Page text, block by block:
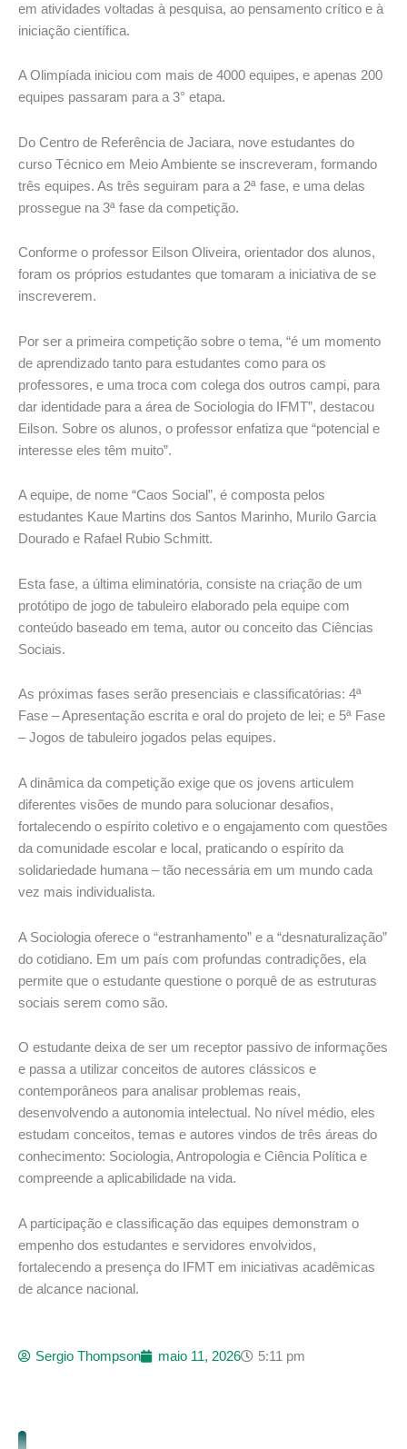
em atividades voltadas à pesquisa, ao pensamento crítico e à
iniciação científica.
A Olimpíada iniciou com mais de 4000 equipes, e apenas 200
equipes passaram para a 3° etapa.
Do Centro de Referência de Jaciara, nove estudantes do
curso Técnico em Meio Ambiente se inscreveram, formando
três equipes. As três seguiram para a 2ª fase, e uma delas
prossegue na 3ª fase da competição.
Conforme o professor Eilson Oliveira, orientador dos alunos,
foram os próprios estudantes que tomaram a iniciativa de se
inscreverem.
Por ser a primeira competição sobre o tema, “é um momento
de aprendizado tanto para estudantes como para os
professores, e uma troca com colega dos outros campi, para
dar identidade para a área de Sociologia do IFMT”, destacou
Eilson. Sobre os alunos, o professor enfatiza que “potencial e
interesse eles têm muito”.
A equipe, de nome “Caos Social”, é composta pelos
estudantes Kaue Martins dos Santos Marinho, Murilo Garcia
Dourado e Rafael Rubio Schmitt.
Esta fase, a última eliminatória, consiste na criação de um
protótipo de jogo de tabuleiro elaborado pela equipe com
conteúdo baseado em tema, autor ou conceito das Ciências
Sociais.
As próximas fases serão presenciais e classificatórias: 4ª
Fase – Apresentação escrita e oral do projeto de lei; e 5ª Fase
– Jogos de tabuleiro jogados pelas equipes.
A dinâmica da competição exige que os jovens articulem
diferentes visões de mundo para solucionar desafios,
fortalecendo o espírito coletivo e o engajamento com questões
da comunidade escolar e local, praticando o espírito da
solidariedade humana – tão necessária em um mundo cada
vez mais individualista.
A Sociologia oferece o “estranhamento” e a “desnaturalização”
do cotidiano. Em um país com profundas contradições, ela
permite que o estudante questione o porquê de as estruturas
sociais serem como são.
O estudante deixa de ser um receptor passivo de informações
e passa a utilizar conceitos de autores clássicos e
contemporâneos para analisar problemas reais,
desenvolvendo a autonomia intelectual. No nível médio, eles
estudam conceitos, temas e autores vindos de três áreas do
conhecimento: Sociologia, Antropologia e Ciência Política e
compreende a aplicabilidade na vida.
A participação e classificação das equipes demonstram o
empenho dos estudantes e servidores envolvidos,
fortalecendo a presença do IFMT em iniciativas acadêmicas
de alcance nacional.
Sergio Thompson maio 11, 2026 5:11 pm